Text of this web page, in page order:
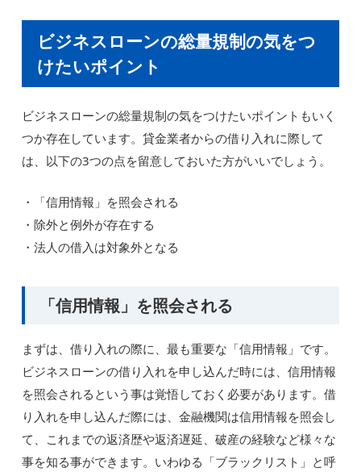
ビジネスローンの総量規制の気をつ
けたいポイント
ビジネスローンの総量規制の気をつけたいポイントもいく
つか存在しています。貸金業者からの借り入れに際して
は、以下の3つの点を留意しておいた方がいいでしょう。
・「信用情報」を照会される
・除外と例外が存在する
・法人の借入は対象外となる
「信用情報」を照会される
まずは、借り入れの際に、最も重要な「信用情報」です。
ビジネスローンの借り入れを申し込んだ時には、信用情報
を照会されるという事は覚悟しておく必要があります。借
り入れを申し込んだ際には、金融機関は信用情報を照会し
て、これまでの返済歴や返済遅延、破産の経験など様々な
事を知る事ができます。いわゆる「ブラックリスト」と呼